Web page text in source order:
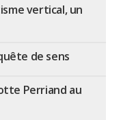
vertical, un
de sens
Perriand au